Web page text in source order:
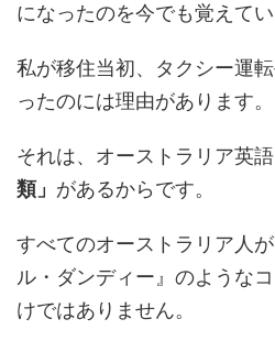
になったのを今でも覚えてい
私が移住当初、タクシー運
ったのには理由があります。
それは、オーストラリア英
類」 があるからです。
すべてのオーストラリア人
ル・ダンディー』のような
けではありません。